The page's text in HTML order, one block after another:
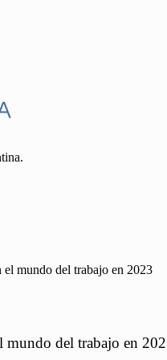
el mundo del trabajo en 2023
mundo del trabajo en